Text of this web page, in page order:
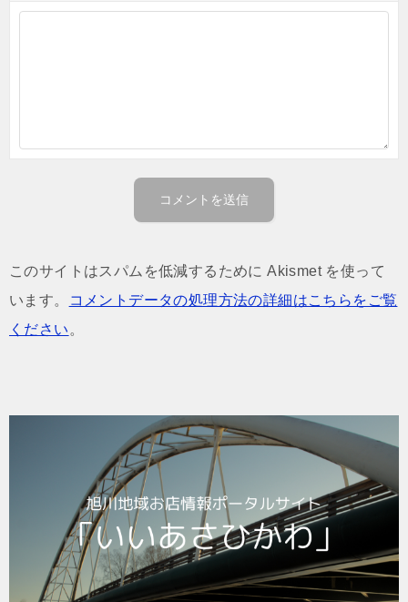
このサイトはスパムを低減するために Akismet を使って
います。
コメントデータの処理方法の詳細はこちらをご覧
ください 。